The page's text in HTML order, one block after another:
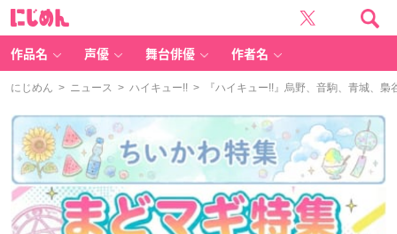
作品名 声優 舞台俳優 作者名
にじめん > ニュース > ハイキュー!! > 『ハイキュー!!』烏野、音駒、青城、梟